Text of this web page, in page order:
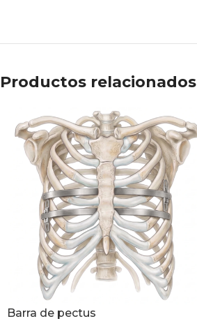
Productos relacionados
Barra de pectus